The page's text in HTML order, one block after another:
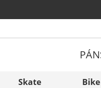
Skate Bike